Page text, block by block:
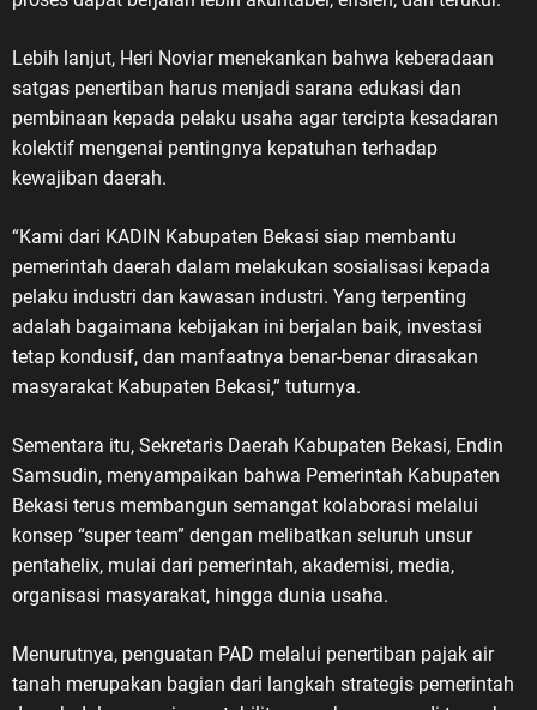
Lebih lanjut, Heri Noviar menekankan bahwa keberadaan
satgas penertiban harus menjadi sarana edukasi dan
pembinaan kepada pelaku usaha agar tercipta kesadaran
kolektif mengenai pentingnya kepatuhan terhadap
kewajiban daerah.
“Kami dari KADIN Kabupaten Bekasi siap membantu
pemerintah daerah dalam melakukan sosialisasi kepada
pelaku industri dan kawasan industri. Yang terpenting
adalah bagaimana kebijakan ini berjalan baik, investasi
tetap kondusif, dan manfaatnya benar-benar dirasakan
masyarakat Kabupaten Bekasi,” tuturnya.
Sementara itu, Sekretaris Daerah Kabupaten Bekasi, Endin
Samsudin, menyampaikan bahwa Pemerintah Kabupaten
Bekasi terus membangun semangat kolaborasi melalui
konsep “super team” dengan melibatkan seluruh unsur
pentahelix, mulai dari pemerintah, akademisi, media,
organisasi masyarakat, hingga dunia usaha.
Menurutnya, penguatan PAD melalui penertiban pajak air
tanah merupakan bagian dari langkah strategis pemerintah